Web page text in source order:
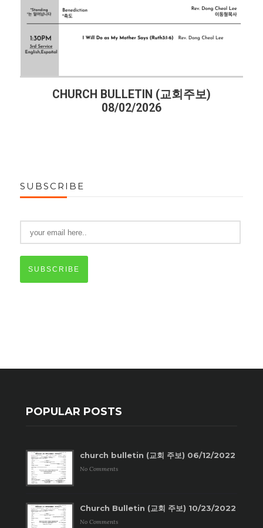
CHURCH BULLETIN (교회주보)
08/02/2026
SUBSCRIBE
SUBSCRIBE
POPULAR POSTS
church bulletin (교회 주보) 06/12/2022
No Comments
Church Bulletin (교회 주보) 10/23/2022
No Comments